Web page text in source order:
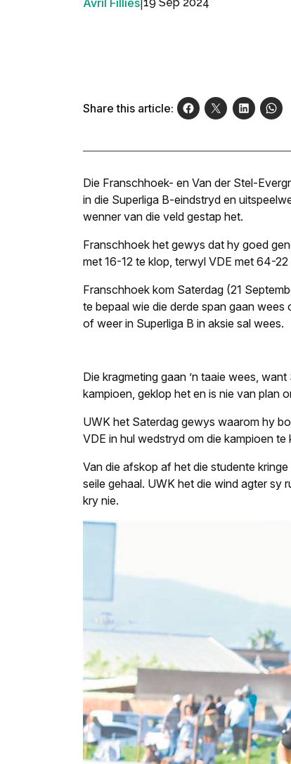
Avril Fillies
Share this article:
Die Franschhoek- en Van der Stel-
in die Superliga B-eindstryd en
wenner van die veld gestap het.
Franschhoek het gewys dat hy goed
met 16-12 te klop, terwyl VDE met 64-
Franschhoek kom Saterdag (21
te bepaal wie die derde span gaan
of weer in Superliga B in aksie sal wees.
Die kragmeting gaan ’n taaie wees,
kampioen, geklop het en is nie van plan
UWK het Saterdag gewys waarom hy
VDE in hul wedstryd om die kampioen
Van die afskop af het die studente
seile gehaal. UWK het die wind agter sy
kry nie.